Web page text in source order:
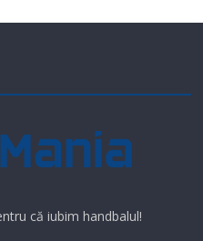
că iubim handbalul!